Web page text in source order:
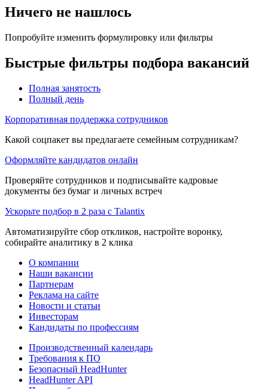
Ничего не нашлось
Попробуйте изменить формулировку или фильтры
Быстрые фильтры подбора вакансий
Полная занятость
Полный день
Корпоративная поддержка сотрудников
Какой соцпакет вы предлагаете семейным сотрудникам?
Оформляйте кандидатов онлайн
Проверяйте сотрудников и подписывайте кадровые
документы без бумаг и личных встреч
Ускорьте подбор в 2 раза с Talantix
Автоматизируйте сбор откликов, настройте воронку,
собирайте аналитику в 2 клика
О компании
Наши вакансии
Партнерам
Реклама на сайте
Новости и статьи
Инвесторам
Кандидаты по профессиям
Производственный календарь
Требования к ПО
Безопасный HeadHunter
HeadHunter API